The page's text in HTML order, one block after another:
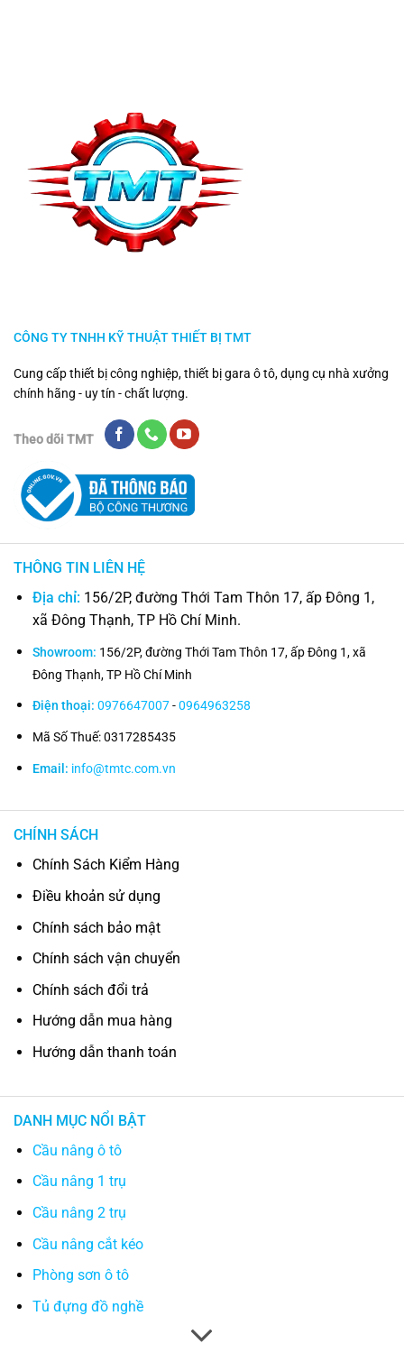
CÔNG TY TNHH KỸ THUẬT THIẾT BỊ TMT
Cung cấp thiết bị công nghiệp, thiết bị gara ô tô, dụng cụ nhà xưởng
chính hãng - uy tín - chất lượng.
Theo dõi TMT
THÔNG TIN LIÊN HỆ
Địa chỉ: 156/2P, đường Thới Tam Thôn 17, ấp Đông 1,
xã Đông Thạnh, TP Hồ Chí Minh.
Showroom: 156/2P, đường Thới Tam Thôn 17, ấp Đông 1, xã
Đông Thạnh, TP Hồ Chí Minh
Điện thoại: 0976647007-0964963258
Mã Số Thuế: 0317285435
Email: info@tmtc.com.vn
CHÍNH SÁCH
Chính Sách Kiểm Hàng
Điều khoản sử dụng
Chính sách bảo mật
Chính sách vận chuyển
Chính sách đổi trả
Hướng dẫn mua hàng
Hướng dẫn thanh toán
DANH MỤC NỔI BẬT
Cầu nâng ô tô
Cầu nâng 1 trụ
Cầu nâng 2 trụ
Cầu nâng cắt kéo
Phòng sơn ô tô
Tủ đựng đồ nghề